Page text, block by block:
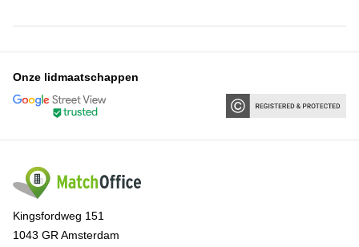
Onze lidmaatschappen
Kingsfordweg 151
1043 GR Amsterdam